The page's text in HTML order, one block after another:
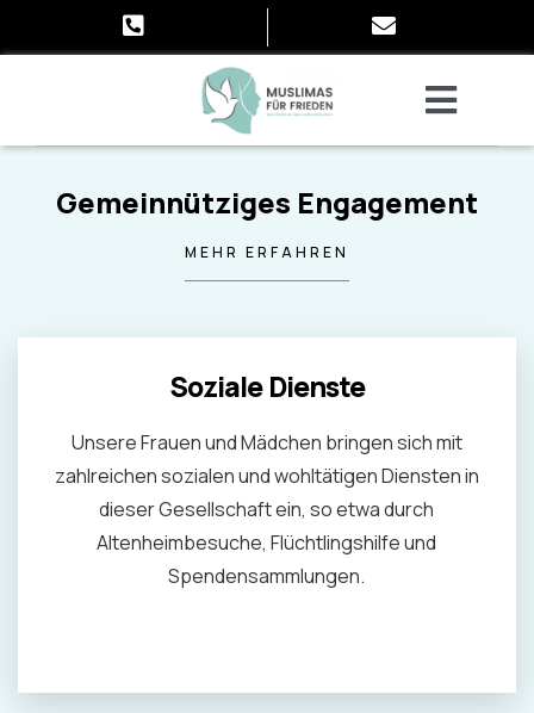
Inhalt
Toggle
Ahmadiyyat
Infokampagne
Pressemitteilungen
Moscheen
MEHR ERFAHREN
Gemeinnütziges Engagement
Soziale Dienste
Unsere Frauen und Mädchen bringen sich mit
zahlreichen sozialen und wohltätigen Diensten in
dieser Gesellschaft ein, so etwa durch
Altenheimbesuche, Flüchtlingshilfe und
Spendensammlungen.